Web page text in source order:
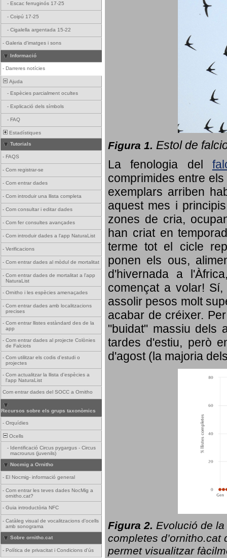
- Escac ferruginós 17-25
- Coipú 17-25
- Cigalella argentada 15-22
- Galeria d'imatges i sons
Informació
- Darreres notícies
Ajuda
- Espècies parcialment ocultes
- Explicació dels símbols
- FAQ
Estadístiques
Tutorials
- FAQS
- Com registrar-se
- Com entrar dades
- Com introduir una llista completa
- Com consultar i editar dades
- Com fer consultes avançades
- Com introduir dades a l'app NaturaList
- Verificacions
- Com entrar dades al mòdul de mortalitat
- Com entrar dades de mortalitat a l'app
NaturaList
- Ornitho i les espècies amenaçades
- Com entrar dades amb localitzacions
precises
- Com entrar llistes estàndard des de la
app
- Com entrar dades al projecte Colònies
de Falciots
- Com utilitzar els codis d'estudi o
projectes
- Com actualitzar la llista d'espècies a
l'app NaturaList
Com entrar dades del SOCC a Ornitho
Recursos sobre els grups taxonòmics
- Orquídies
Ocells
- Identificació Circus pygargus - Circus
macrourus (juvenils)
Nocmig a Ornitho
- El Nocmig- informació general
- Com entrar les teves dades NocMig a
ornitho.cat?
- Guia introductòria NFC
- Catàleg visual de vocalitzacions d'ocells
amb sonograma
Sobre ornitho.cat
- Política de privacitat i Condicions d'ús
Figura 1. Estol de
La fenologia del
comprimides entre
exemplars arriben
aquest mes i
zones de cria,
han criat en
terme tot el cicle
ponen els ous,
d'hivernada a
començat a volar!
assolir pesos molt
acabar de créixer.
"buidat" massiu dels
tardes d'estiu, però
d'agost (la majoria
Figura 2. Evolució de la
completes d’ornitho.cat
permet visualitzar